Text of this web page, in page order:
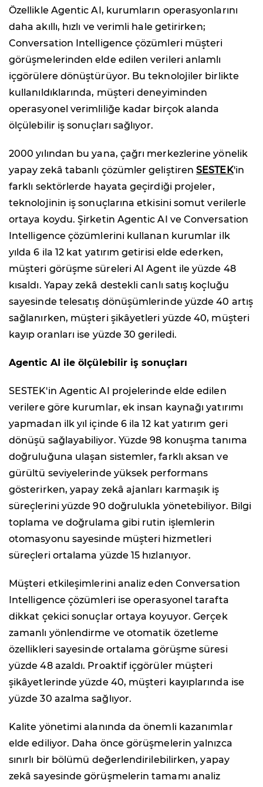
Özellikle Agentic AI, kurumların operasyonlarını
daha akıllı, hızlı ve verimli hale getirirken;
Conversation Intelligence çözümleri müşteri
görüşmelerinden elde edilen verileri anlamlı
içgörülere dönüştürüyor. Bu teknolojiler birlikte
kullanıldıklarında, müşteri deneyiminden
operasyonel verimliliğe kadar birçok alanda
ölçülebilir iş sonuçları sağlıyor.
2000 yılından bu yana, çağrı merkezlerine yönelik
yapay zekâ tabanlı çözümler geliştirenSESTEK'in
farklı sektörlerde hayata geçirdiği projeler,
teknolojinin iş sonuçlarına etkisini somut verilerle
ortaya koydu. Şirketin Agentic AI ve Conversation
Intelligence çözümlerini kullanan kurumlar ilk
yılda 6 ila 12 kat yatırım getirisi elde ederken,
müşteri görüşme süreleri AI Agent ile yüzde 48
kısaldı. Yapay zekâ destekli canlı satış koçluğu
sayesinde telesatış dönüşümlerinde yüzde 40 artış
sağlanırken, müşteri şikâyetleri yüzde 40, müşteri
kayıp oranları ise yüzde 30 geriledi.
Agentic AI ile ölçülebilir iş sonuçları
SESTEK'in Agentic AI projelerinde elde edilen
verilere göre kurumlar, ek insan kaynağı yatırımı
yapmadan ilk yıl içinde 6 ila 12 kat yatırım geri
dönüşü sağlayabiliyor. Yüzde 98 konuşma tanıma
doğruluğuna ulaşan sistemler, farklı aksan ve
gürültü seviyelerinde yüksek performans
gösterirken, yapay zekâ ajanları karmaşık iş
süreçlerini yüzde 90 doğrulukla yönetebiliyor. Bilgi
toplama ve doğrulama gibi rutin işlemlerin
otomasyonu sayesinde müşteri hizmetleri
süreçleri ortalama yüzde 15 hızlanıyor.
Müşteri etkileşimlerini analiz eden Conversation
Intelligence çözümleri ise operasyonel tarafta
dikkat çekici sonuçlar ortaya koyuyor. Gerçek
zamanlı yönlendirme ve otomatik özetleme
özellikleri sayesinde ortalama görüşme süresi
yüzde 48 azaldı. Proaktif içgörüler müşteri
şikâyetlerinde yüzde 40, müşteri kayıplarında ise
yüzde 30 azalma sağlıyor.
Kalite yönetimi alanında da önemli kazanımlar
elde ediliyor. Daha önce görüşmelerin yalnızca
sınırlı bir bölümü değerlendirilebilirken, yapay
zekâ sayesinde görüşmelerin tamamı analiz